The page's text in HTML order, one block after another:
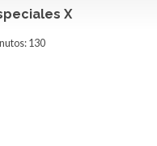
X
130